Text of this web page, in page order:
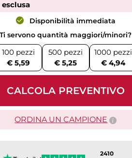
esclusa
Disponibilità immediata
Ti servono quantità maggiori/minori?
100 pezzi
€ 5,59
500 pezzi
€ 5,25
1000 pezzi
€ 4,94
CALCOLA PREVENTIVO
ORDINA UN CAMPIONE
2410